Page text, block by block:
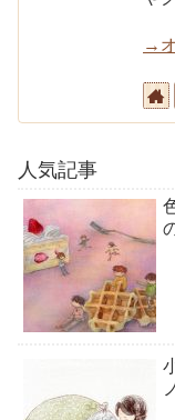
→
人気記事